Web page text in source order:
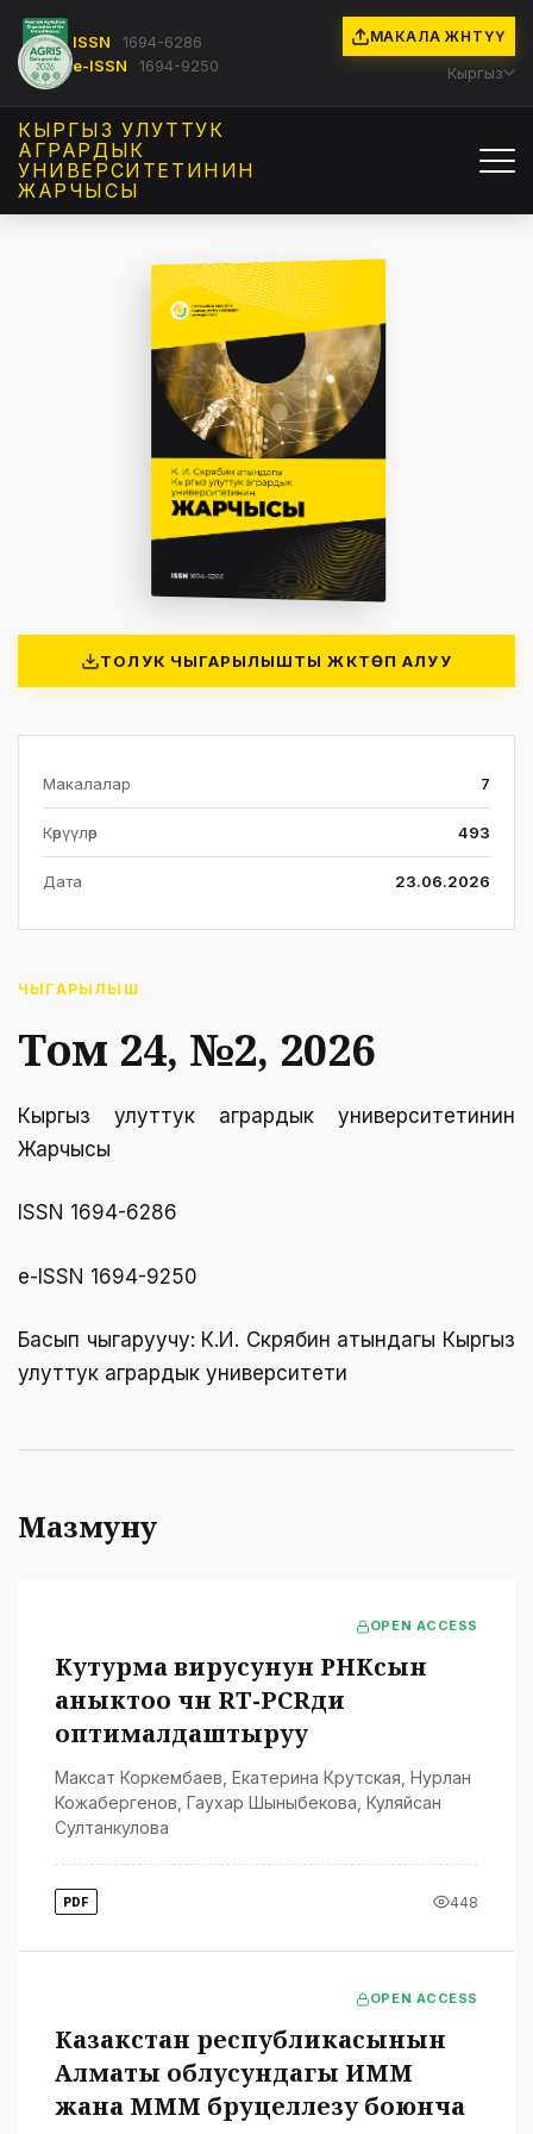
ISSN
1694-6286
e-ISSN
1694-9250
МАКАЛА ЖӨНӨТҮҮ
Кыргыз
КЫРГЫЗ УЛУТТУК
АГРАРДЫК
УНИВЕРСИТЕТИНИН
ЖАРЧЫСЫ
ТОЛУК ЧЫГАРЫЛЫШТЫ ЖҮКТӨП АЛУУ
Макалалар 7
Көрүүлөр 493
Дата 23.06.2026
ЧЫГАРЫЛЫШ
Том 24, №2, 2026
Кыргыз улуттук агрардык университетинин
Жарчысы
ISSN 1694-6286
е-ISSN 1694-9250
Басып чыгаруучу: К.И. Скрябин атындагы Кыргыз
улуттук агрардык университети
Мазмуну
OPEN ACCESS
Кутурма вирусунун РНКсын
аныктоо үчүн RT-PCRди
оптималдаштыруу
Максат Коркембаев Екатерина Крутская Нурлан
Кожабергенов Гаухар Шыныбекова Куляйсан
Султанкулова
PDF 448
OPEN ACCESS
Казакстан республикасынын
Алматы облусундагы ИММ
жана МММ бруцеллезу боюнча